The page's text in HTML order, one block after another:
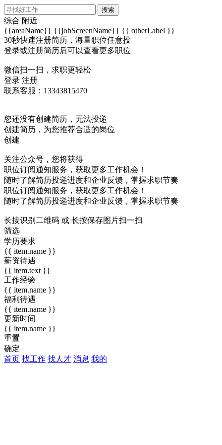
搜索
综合 附近
{{areaName}} {{jobScreenName}} {{ otherLabel }}
30秒快速注册简历，海量职位任意投
登录或注册简历后可以查看更多职位
微信扫一扫，求职更轻松
登录 注册
联系客服：13343815470
您还没有创建简历，无法投递
创建简历，为您推荐合适的岗位
创建
关注公众号，您将获得
职位订阅通知服务，获取更多工作机会！
随时了解简历投递进度和企业反馈，掌握求职节奏
职位订阅通知服务，获取更多工作机会！
随时了解简历投递进度和企业反馈，掌握求职节奏
长按识别二维码 或 长按保存图片扫一扫
筛选
学历要求
{{ item.name }}
薪资待遇
{{ item.text }}
工作经验
{{ item.name }}
福利待遇
{{ item.name }}
更新时间
{{ item.name }}
重置
确定
首页 找工作 找人才 消息 我的